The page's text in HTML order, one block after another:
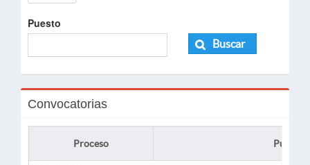
Puesto
Buscar
Convocatorias
Proceso Puesto